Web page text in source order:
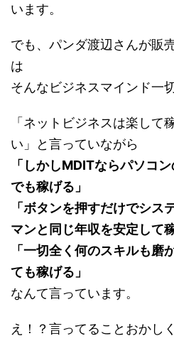
います。
でも、パンダ渡辺さんが販
は
そんなビジネスマインド一
「ネットビジネスは楽して
い」と言っていながら
「しかしMDITならパソコ
でも稼げる」
「ボタンを押すだけでシス
マンと同じ年収を安定して
「一切全く何のスキルも磨
ても稼げる」
なんて言っています。
え！？言ってることおかし